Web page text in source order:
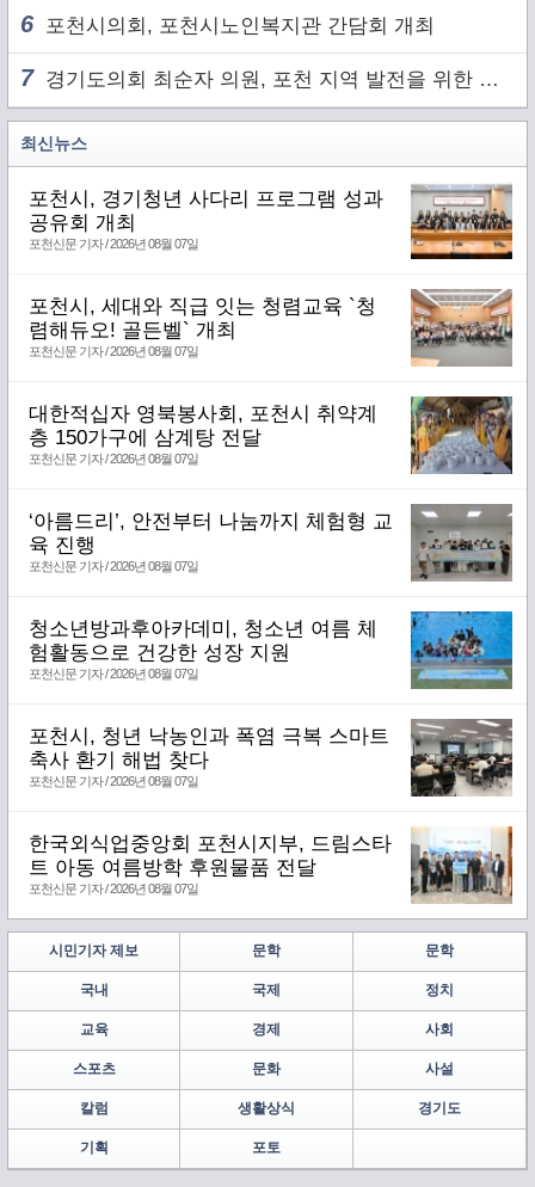
6 포천시의회, 포천시노인복지관 간담회 개최
7경기도의회 최순자 의원, 포천 지역 발전을 위한 정담회 개최
최신뉴스
포천시, 경기청년 사다리 프로그램 성과
공유회 개최
포천신문 기자 / 2026년 08월 07일
포천시, 세대와 직급 잇는 청렴교육 `청
렴해듀오! 골든벨` 개최
포천신문 기자 / 2026년 08월 07일
대한적십자 영북봉사회, 포천시 취약계
층 150가구에 삼계탕 전달
포천신문 기자 / 2026년 08월 07일
‘아름드리’, 안전부터 나눔까지 체험형 교
육 진행
포천신문 기자 / 2026년 08월 07일
청소년방과후아카데미, 청소년 여름 체
험활동으로 건강한 성장 지원
포천신문 기자 / 2026년 08월 07일
포천시, 청년 낙농인과 폭염 극복 스마트
축사 환기 해법 찾다
포천신문 기자 / 2026년 08월 07일
한국외식업중앙회 포천시지부, 드림스타
트 아동 여름방학 후원물품 전달
포천신문 기자 / 2026년 08월 07일
시민기자 제보 문학 문학
국내 국제 정치
교육 경제 사회
스포츠 문화 사설
칼럼 생활상식 경기도
기획 포토